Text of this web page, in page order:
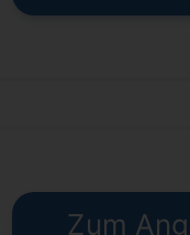
Zum